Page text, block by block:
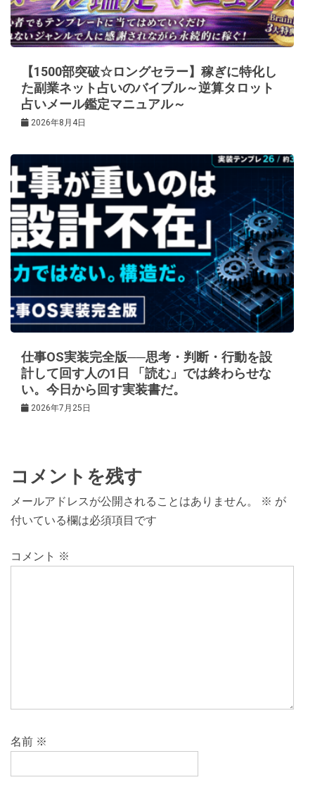
【1500部突破☆ロングセラー】稼ぎに特化し
た副業ネット占いのバイブル～逆算タロット
占いメール鑑定マニュアル～
2026年8月4日
仕事OS実装完全版──思考・判断・行動を設
計して回す人の1日 「読む」では終わらせな
い。今日から回す実装書だ。
2026年7月25日
コメントを残す
メールアドレスが公開されることはありません。 ※ が
付いている欄は必須項目です
コメント ※
名前 ※